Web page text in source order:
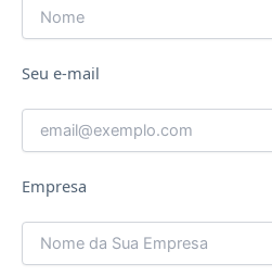
Seu e-mail
Empresa